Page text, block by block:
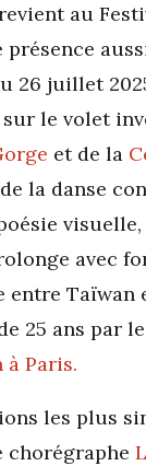
au
présence
26 juillet
le volet
et de la
la danse
avec
Taïwan
25 ans par le
Paris.
les plus
chorégraphe